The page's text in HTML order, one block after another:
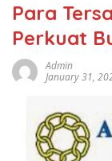
Para
Perkuat
Admin
January 31,